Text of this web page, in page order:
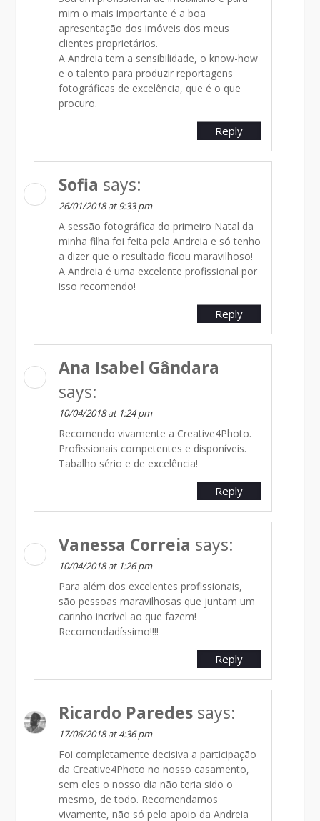
mim o mais importante é a boa
apresentação dos imóveis dos meus
clientes proprietários.
A Andreia tem a sensibilidade, o know-how
e o talento para produzir reportagens
fotográficas de excelência, que é o que
procuro.
Reply
Sofia says:
26/01/2018 at 9:33 pm
A sessão fotográfica do primeiro Natal da
minha filha foi feita pela Andreia e só tenho
a dizer que o resultado ficou maravilhoso!
A Andreia é uma excelente profissional por
isso recomendo!
Reply
Ana Isabel Gândara
says:
10/04/2018 at 1:24 pm
Recomendo vivamente a Creative4Photo.
Profissionais competentes e disponíveis.
Tabalho sério e de excelência!
Reply
Vanessa Correia says:
10/04/2018 at 1:26 pm
Para além dos excelentes profissionais,
são pessoas maravilhosas que juntam um
carinho incrível ao que fazem!
Recomendadíssimo!!!!
Reply
Ricardo Paredes says:
17/06/2018 at 4:36 pm
Foi completamente decisiva a participação
da Creative4Photo no nosso casamento,
sem eles o nosso dia não teria sido o
mesmo, de todo. Recomendamos
vivamente, não só pelo apoio da Andreia